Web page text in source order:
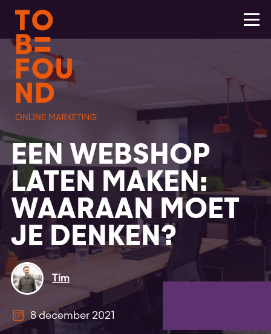
EEN WEBSHOP
LATEN MAKEN:
WAARAAN MOET
JE DENKEN?
Tim
8 december 2021